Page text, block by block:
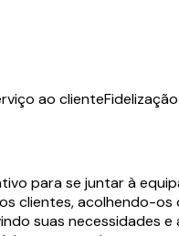
ao cliente
para se juntar à
clientes, acolhendo-
suas necessidades